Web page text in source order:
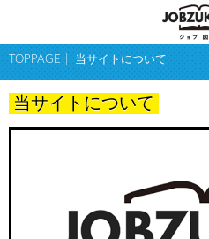
TOPPAGE 当サイトについて
当サイトについて